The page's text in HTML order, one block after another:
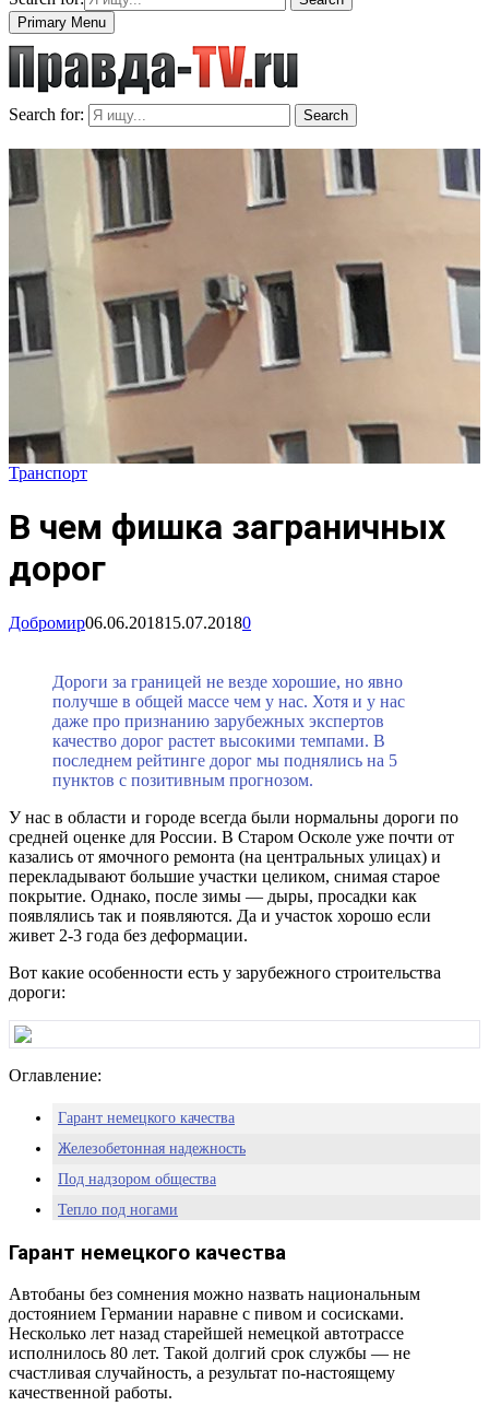
Primary Menu
Search for: Search
Транспорт
В чем фишка заграничных
дорог
Добромир06.06.201815.07.20180
Дороги за границей не везде хорошие, но явно
получше в общей массе чем у нас. Хотя и у нас
даже про признанию зарубежных экспертов
качество дорог растет высокими темпами. В
последнем рейтинге дорог мы поднялись на 5
пунктов с позитивным прогнозом.
У нас в области и городе всегда были нормальны дороги по
средней оценке для России. В Старом Осколе уже почти от
казались от ямочного ремонта (на центральных улицах) и
перекладывают большие участки целиком, снимая старое
покрытие. Однако, после зимы — дыры, просадки как
появлялись так и появляются. Да и участок хорошо если
живет 2-3 года без деформации.
Вот какие особенности есть у зарубежного строительства
дороги:
Оглавление:
Гарант немецкого качества
Железобетонная надежность
Под надзором общества
Тепло под ногами
Гарант немецкого качества
Автобаны без сомнения можно назвать национальным
достоянием Германии наравне с пивом и сосисками.
Несколько лет назад старейшей немецкой автотрассе
исполнилось 80 лет. Такой долгий срок службы — не
счастливая случайность, а результат по-настоящему
качественной работы.